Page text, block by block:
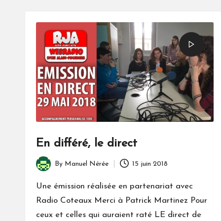
En différé, le direct
Posted
by
By Manuel Nérée 15 juin 2018
Une émission réalisée en partenariat avec
Radio Coteaux Merci à Patrick Martinez Pour
ceux et celles qui auraient raté LE direct de